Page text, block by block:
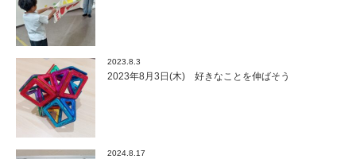
2023.8.3
2023年8月3日(木) 好きなことを伸ばそう
2024.8.17